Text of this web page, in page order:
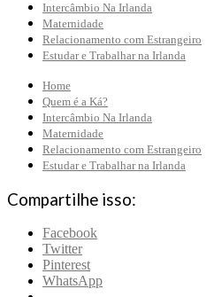
Intercâmbio Na Irlanda
Maternidade
Relacionamento com Estrangeiro
Estudar e Trabalhar na Irlanda
Home
Quem é a Ká?
Intercâmbio Na Irlanda
Maternidade
Relacionamento com Estrangeiro
Estudar e Trabalhar na Irlanda
Compartilhe isso:
Facebook
Twitter
Pinterest
WhatsApp